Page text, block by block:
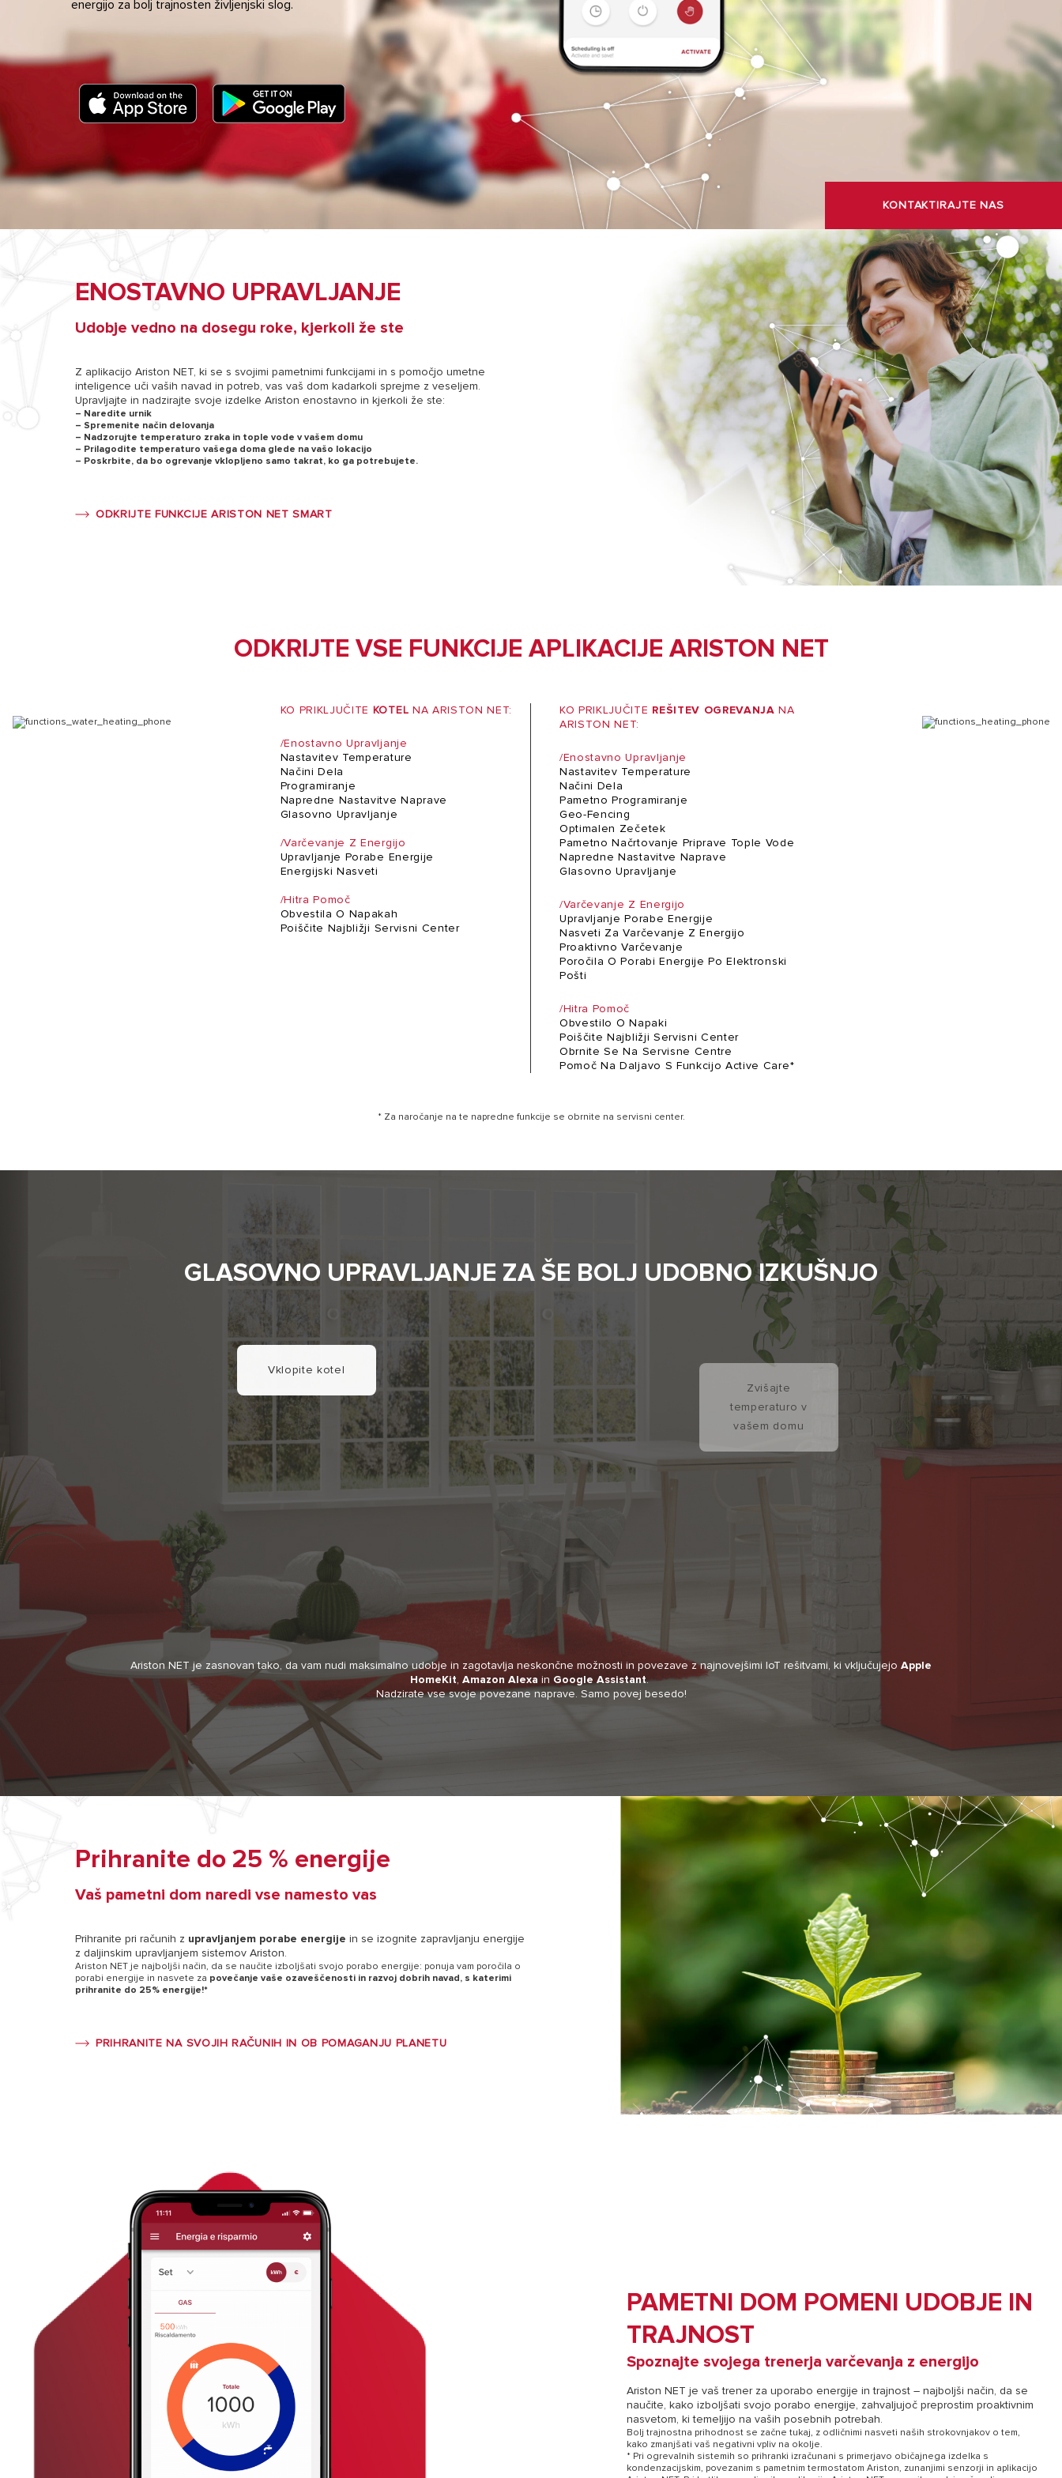
VSI MODELI OD GRELNIKI VODE
Zakaj izbrati grelnik vode Ariston?
Široka paleta grelnikov vode Ariston je zasnovana tako, da
varčevanja z energijo in italijanskega dizajna.
energijo za bolj trajnosten življenjski slog.
KONTAKTIRAJTE NAS
ENOSTAVNO UPRAVLJANJE
Udobje vedno na dosegu roke, kjerkoli že ste
Z aplikacijo Ariston NET, ki se s svojimi pametnimi funkcijami in s pomočjo umetne
inteligence uči vaših navad in potreb, vas vaš dom kadarkoli sprejme z veseljem.
Upravljajte in nadzirajte svoje izdelke Ariston enostavno in kjerkoli že ste:
– Naredite urnik
– Spremenite način delovanja
– Nadzorujte temperaturo zraka in tople vode v vašem domu
– Prilagodite temperaturo vašega doma glede na vašo lokacijo
– Poskrbite, da bo ogrevanje vklopljeno samo takrat, ko ga potrebujete.
ODKRIJTE FUNKCIJE ARISTON NET SMART
ODKRIJTE VSE FUNKCIJE APLIKACIJE ARISTON NET
KO PRIKLJUČITE KOTEL NA ARISTON NET:
/Enostavno Upravljanje
Nastavitev Temperature
Načini Dela
Programiranje
Napredne Nastavitve Naprave
Glasovno Upravljanje
/Varčevanje Z Energijo
Upravljanje Porabe Energije
Energijski Nasveti
/Hitra Pomoč
Obvestila O Napakah
Poiščite Najbližji Servisni Center
KO PRIKLJUČITE REŠITEV OGREVANJA NA
ARISTON NET:
/Enostavno Upravljanje
Nastavitev Temperature
Načini Dela
Pametno Programiranje
Geo-Fencing
Optimalen Zečetek
Pametno Načrtovanje Priprave Tople Vode
Napredne Nastavitve Naprave
Glasovno Upravljanje
/Varčevanje Z Energijo
Upravljanje Porabe Energije
Nasveti Za Varčevanje Z Energijo
Proaktivno Varčevanje
Poročila O Porabi Energije Po Elektronski
Pošti
/Hitra Pomoč
Obvestilo O Napaki
Poiščite Najbližji Servisni Center
Obrnite Se Na Servisne Centre
Pomoč Na Daljavo S Funkcijo Active Care*
* Za naročanje na te napredne funkcije se obrnite na servisni center.
GLASOVNO UPRAVLJANJE ZA ŠE BOLJ UDOBNO IZKUŠNJO
Vklopite kotel
Zvišajte
temperaturo v
vašem domu
Ariston NET je zasnovan tako, da vam nudi maksimalno udobje in zagotavlja neskončne možnosti in povezave z najnovejšimi IoT rešitvami, ki vključujejo Apple
HomeKit, Amazon Alexa in Google Assistant.
Nadzirate vse svoje povezane naprave. Samo povej besedo!
Prihranite do 25 % energije
Vaš pametni dom naredi vse namesto vas
Prihranite pri računih z upravljanjem porabe energije in se izognite zapravljanju energije
z daljinskim upravljanjem sistemov Ariston.
Ariston NET je najboljši način, da se naučite izboljšati svojo porabo energije: ponuja vam poročila o
porabi energije in nasvete za povečanje vaše ozaveščenosti in razvoj dobrih navad, s katerimi
prihranite do 25% energije!*
PRIHRANITE NA SVOJIH RAČUNIH IN OB POMAGANJU PLANETU
PAMETNI DOM POMENI UDOBJE IN
TRAJNOST
Spoznajte svojega trenerja varčevanja z energijo
Ariston NET je vaš trener za uporabo energije in trajnost – najboljši način, da se
naučite, kako izboljšati svojo porabo energije, zahvaljujoč preprostim proaktivnim
nasvetom, ki temeljijo na vaših posebnih potrebah.
Bolj trajnostna prihodnost se začne tukaj, z odličnimi nasveti naših strokovnjakov o tem,
kako zmanjšati vaš negativni vpliv na okolje.
* Pri ogrevalnih sistemih so prihranki izračunani s primerjavo običajnega izdelka s
kondenzacijskim, povezanim s pametnim termostatom Ariston, zunanjimi senzorji in aplikacijo